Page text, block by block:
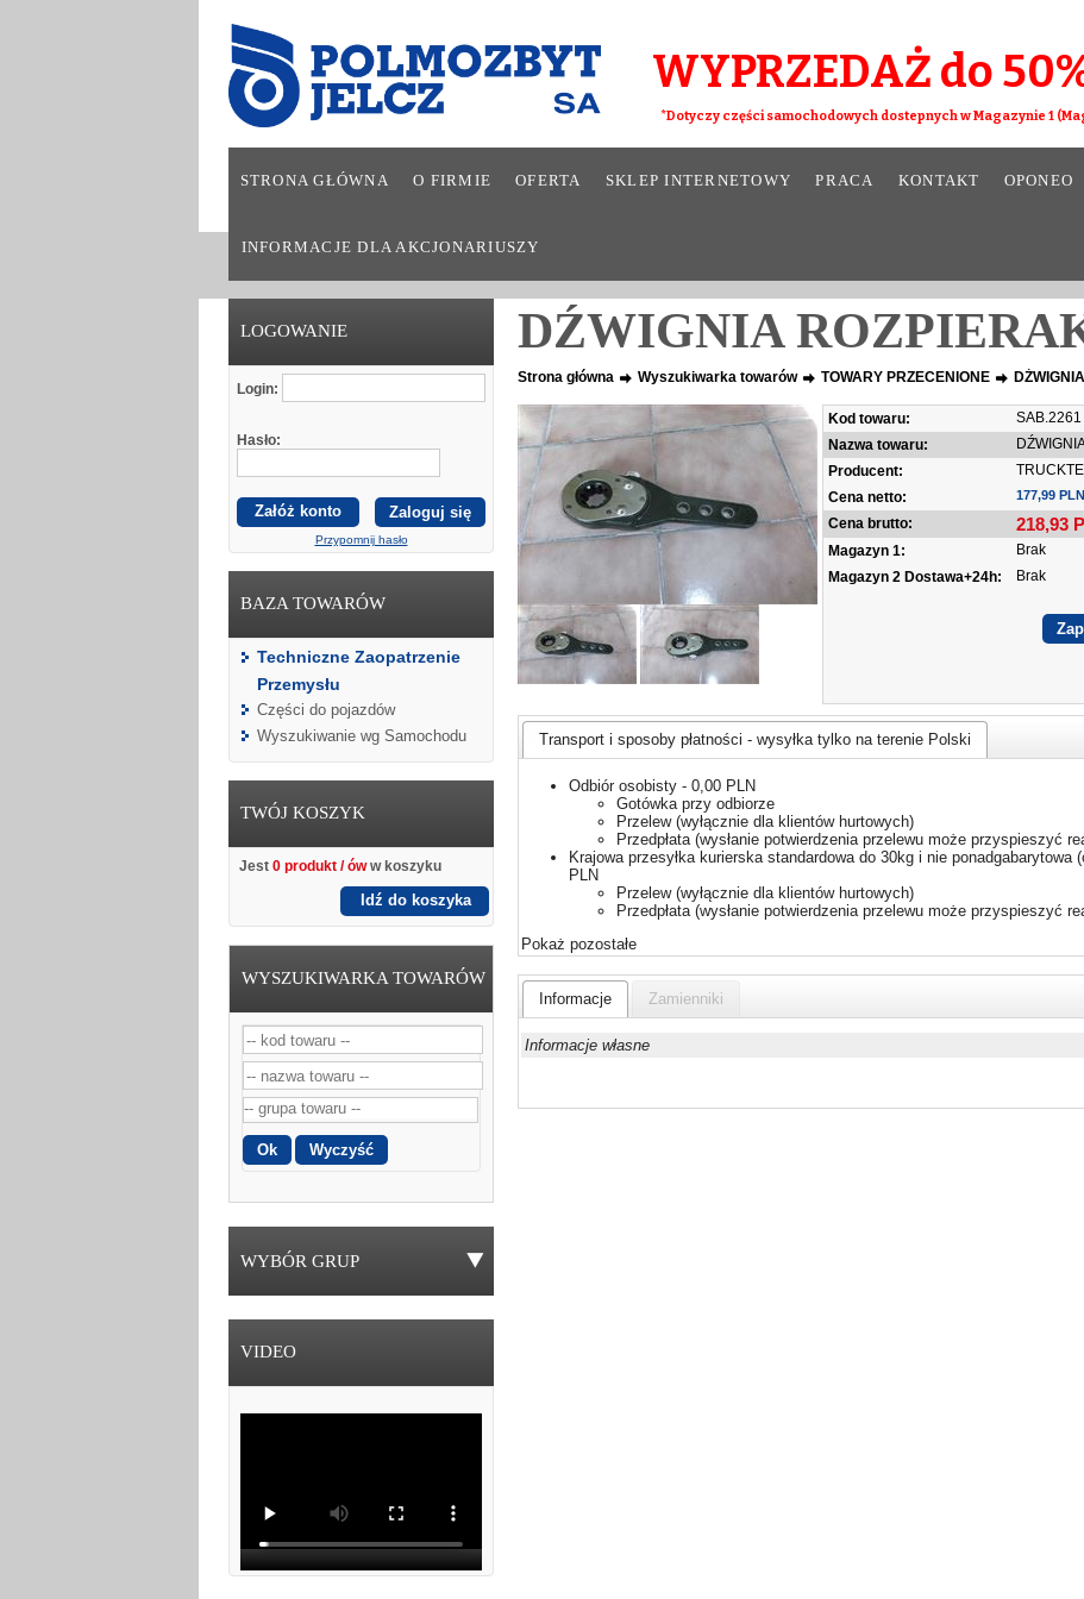
WYPRZEDAŻ do
*Dotyczy części samochodowych dostepnych w Magazynie 1
STRONA GŁÓWNA O FIRMIE OFERTA SKLEP INTERNETOWY PRACA KONTAKT OPONEO
INFORMACJE DLA AKCJONARIUSZY
LOGOWANIE
Login:
Hasło:
Załóż konto
Przypomnij hasło
BAZA TOWARÓW
Techniczne Zaopatrzenie
Przemysłu
Części do pojazdów
Wyszukiwanie wg Samochodu
TWÓJ KOSZYK
Jest 0 produkt / óww koszyku
Idź do koszyka
WYSZUKIWARKA TOWARÓW
WYBÓR GRUP
VIDEO
DŹWIGNIA
Strona główna Wyszukiwarka towarów TOWARY PRZECENIONE
Kod towaru:
SAB.2261
Nazwa towaru:
Producent:
Cena netto:
177,99 PLN
Cena brutto: 218,93
Magazyn 1:
Brak
Magazyn 2 Dostawa+24h:
Brak
Transport i sposoby płatności - wysyłka tylko na terenie Polski
Odbiór osobisty - 0,00 PLN
Gotówka przy odbiorze
Przelew (wyłącznie dla klientów hurtowych)
Przedpłata (wysłanie potwierdzenia przelewu może przyspieszyć
Krajowa przesyłka kurierska standardowa do 30kg i nie
PLN
Przelew (wyłącznie dla klientów hurtowych)
Przedpłata (wysłanie potwierdzenia przelewu może przyspieszyć
Pokaż pozostałe
Informacje Zamienniki
Informacje własne